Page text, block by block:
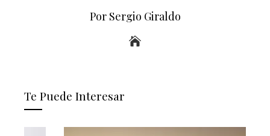
Por Sergio Giraldo
Te Puede Interesar